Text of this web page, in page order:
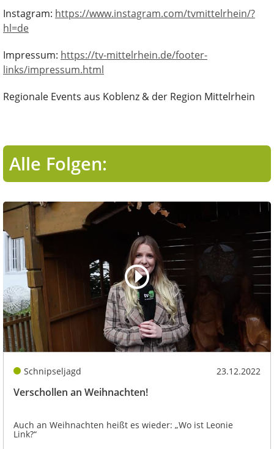
Instagram: https://www.instagram.com/tvmittelrhein/?
hl=de
Impressum: https://tv-mittelrhein.de/footer-
links/impressum.html
Regionale Events aus Koblenz & der Region Mittelrhein
Alle Folgen:
Schnipseljagd 23.12.2022
Verschollen an Weihnachten!
Auch an Weihnachten heißt es wieder: „Wo ist Leonie
Link?“